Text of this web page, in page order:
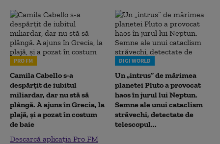
PRO FM
Camila Cabello s-a
despărțit de iubitul
miliardar, dar nu stă să
plângă. A ajuns în Grecia, la
plajă, și a pozat în costum
de baie
Descarcă aplicația Pro FM
DIGI WORLD
Un „intrus” de mărimea
planetei Pluto a provocat
haos în jurul lui Neptun.
Semne ale unui cataclism
străvechi, detectate de
telescopul...